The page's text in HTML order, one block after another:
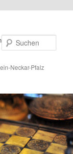
Neckar-Pfalz